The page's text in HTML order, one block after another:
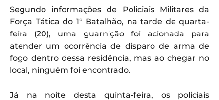
Segundo informações de Policiais Militares da
Força Tática do 1° Batalhão, na tarde de quarta-
feira (20), uma guarnição foi acionada para
atender um ocorrência de disparo de arma de
fogo dentro dessa residência, mas ao chegar no
local, ninguém foi encontrado.
Já na noite desta quinta-feira, os policiais